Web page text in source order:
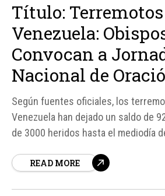
Título:
Venezuela:
Convocan a
Nacional de
Según fuentes oficiales, los
Venezuela han dejado un saldo de
de 3000 heridos hasta el mediodía
Venezolana (CEV) ha convocado a
READ MORE